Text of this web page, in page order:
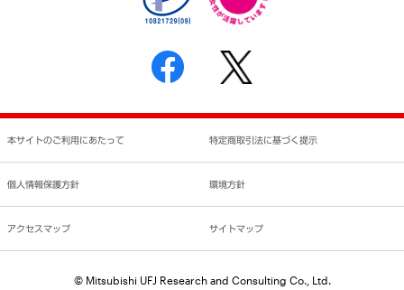
反社会的勢力に対する基本方針
書面による個人情報の開示等の請求の手続きについて
本サイトのご利用にあたって 特定商取引法に基づく提示
個人情報保護方針 環境方針
アクセスマップ サイトマップ
© Mitsubishi UFJ Research and Consulting Co., Ltd.